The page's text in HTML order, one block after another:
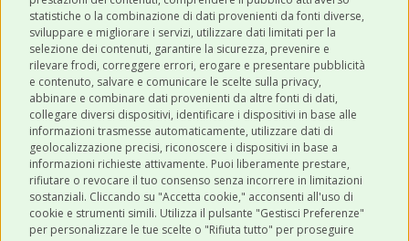
statistiche o la combinazione di dati provenienti da fonti diverse,
sviluppare e migliorare i servizi, utilizzare dati limitati per la
selezione dei contenuti, garantire la sicurezza, prevenire e
rilevare frodi, correggere errori, erogare e presentare pubblicità
e contenuto, salvare e comunicare le scelte sulla privacy,
abbinare e combinare dati provenienti da altre fonti di dati,
collegare diversi dispositivi, identificare i dispositivi in base alle
informazioni trasmesse automaticamente, utilizzare dati di
geolocalizzazione precisi, riconoscere i dispositivi in base a
informazioni richieste attivamente. Puoi liberamente prestare,
rifiutare o revocare il tuo consenso senza incorrere in limitazioni
sostanziali. Cliccando su "Accetta cookie," acconsenti all'uso di
cookie e strumenti simili. Utilizza il pulsante "Gestisci Preferenze"
per personalizzare le tue scelte o "Rifiuta tutto" per proseguire
ULTIMI POST
CATEGORIE
SHOP ONLINE
CONTATTI
0543 096850